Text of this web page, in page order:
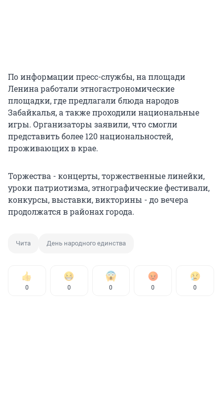
По информации пресс-службы, на площади
Ленина работали этногастрономические
площадки, где предлагали блюда народов
Забайкалья, а также проходили национальные
игры. Организаторы заявили, что смогли
представить более 120 национальностей,
проживающих в крае.
Торжества - концерты, торжественные линейки,
уроки патриотизма, этнографические фестивали,
конкурсы, выставки, викторины - до вечера
продолжатся в районах города.
Чита День народного единства
0 0 0 0 0